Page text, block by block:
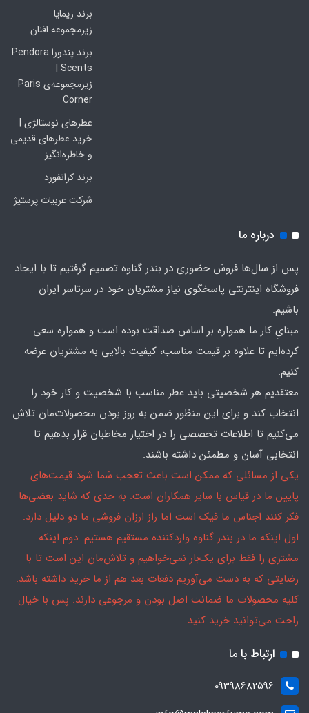
برند زیمایا
زیرمجموعه افنان
برند پندورا Pendora
Scents |
زیرمجموعه‌ی Paris
Corner
عطرهای نوستالژی |
خرید عطرهای قدیمی
و خاطره‌انگیز
برند کرانفورد
شرکت عربیات پرستیژ
درباره ما
پس از سال‌ها فروش حضوری در بندر گناوه تصمیم گرفتیم تا با ایجاد
فروشگاه اینترنتی پاسخگوی نیاز مشتریان خود در سرتاسر ایران
باشیم.
مبنایِ کار ما همواره بر اساس صداقت بوده است و همواره سعی
کرده‌ایم تا علاوه بر قیمت مناسب، کیفیت بالایی به مشتریان عرضه
کنیم.
معتقدیم هر شخصیتی باید عطر مناسب با شخصیت و کار خود را
انتخاب کند و برای این منظور ضمن به روز بودن محصولات‌مان تلاش
می‌کنیم تا اطلاعات تخصصی را در اختیار مخاطبان قرار بدهیم تا
انتخابی آسان و مطمئن داشته باشند.
یکی از مسائلی که ممکن است باعث تعجب شما شود قیمت‌های
پایین ما در قیاس با سایر همکاران است. به حدی که شاید بعضی‌ها
فکر کنند اجناس ما فیک است اما راز ارزان فروشی ما دو دلیل دارد:
اول اینکه ما در بندر گناوه واردکننده مستقیم هستیم. دوم اینکه
مشتری را فقط برای یک‌بار نمی‌خواهیم و تلاش‌مان این است تا با
رضایتی که به دست می‌آوریم دفعات بعد هم از ما خرید داشته باشد.
کلیه محصولات ما ضمانت اصل بودن و مرجوعی دارند. پس با خیال
راحت می‌توانید خرید کنید.
ارتباط با ما
09398682596